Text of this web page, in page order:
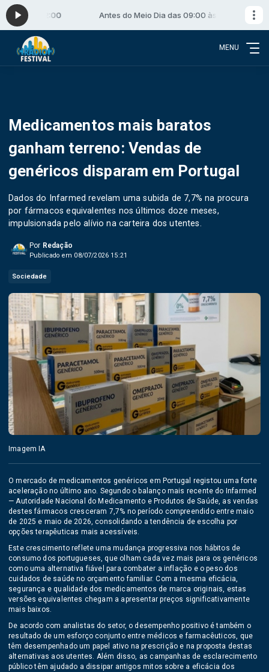
às 12:00 Antes do Meio Dia das 09:00 às 12:00
MENU
Medicamentos mais baratos
ganham terreno: Vendas de
genéricos disparam em Portugal
Dados do Infarmed revelam uma subida de 7,7% na procura
por fármacos equivalentes nos últimos doze meses,
impulsionada pelo alívio na carteira dos utentes.
Por Redação
Publicado em 08/07/2026 15:21
Sociedade
Imagem IA
O mercado de medicamentos genéricos em Portugal registou uma forte
aceleração no último ano. Segundo o balanço mais recente do Infarmed
— Autoridade Nacional do Medicamento e Produtos de Saúde, as vendas
destes fármacos cresceram 7,7% no período compreendido entre maio
de 2025 e maio de 2026, consolidando a tendência de escolha por
opções terapêuticas mais acessíveis.
Este crescimento reflete uma mudança progressiva nos hábitos de
consumo dos portugueses, que olham cada vez mais para os genéricos
como uma alternativa fiável para combater a inflação e o peso dos
cuidados de saúde no orçamento familiar. Com a mesma eficácia,
segurança e qualidade dos medicamentos de marca originais, estas
versões equivalentes chegam a apresentar preços significativamente
mais baixos.
De acordo com analistas do setor, o desempenho positivo é também o
resultado de um esforço conjunto entre médicos e farmacêuticos, que
têm desempenhado um papel ativo na prescrição e na proposta destas
alternativas aos utentes. Além disso, as campanhas de esclarecimento
público têm ajudado a dissipar antigos mitos sobre a eficácia dos